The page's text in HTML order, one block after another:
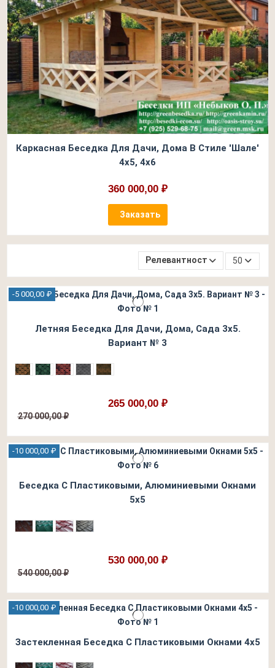
Каркасная Беседка Для Дачи, Дома В Стиле 'Шале'
4х5, 4х6
360 000,00 ₽
Заказать
Релевантность 50
-5 000,00 ₽
Летняя Беседка Для Дачи, Дома, Сада 3х5.
Вариант № 3
265 000,00 ₽
270 000,00 ₽
-10 000,00 ₽
Беседка С Пластиковыми, Алюминиевыми Окнами
5х5
530 000,00 ₽
540 000,00 ₽
-10 000,00 ₽
Застекленная Беседка С Пластиковыми Окнами 4х5